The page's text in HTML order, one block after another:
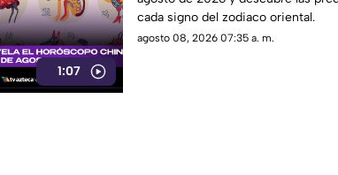
1:07
cada signo del zodiaco oriental.
agosto 08, 2026 07:35 a. m.